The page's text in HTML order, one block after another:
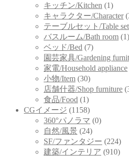
キッチン/Kitchen (1)
キャラクター/Character
テーブルセット/Table set
バスルーム/Bath room (1)
ベッド/Bed (7)
園芸家具/Gardening
家電/Household appliance
小物/Item (30)
店舗什器/Shop furniture
食品/Food (1)
CGイメージ (1158)
360°パノラマ (0)
自然/風景 (24)
SF/ファンタジー (224)
建築/インテリア (910)